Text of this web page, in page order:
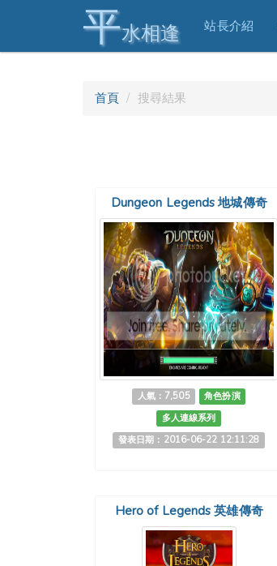
平水相逢 站長介紹
首頁 搜尋結果
Dungeon Legends 地城傳奇
人氣：7,505
角色扮演
多人連線系列
發表日期：2016-06-22 12:11:28
Hero of Legends 英雄傳奇